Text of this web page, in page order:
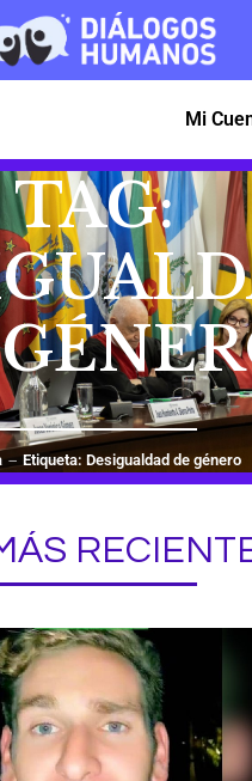
Mi
TAG:
Etiqueta: Desigualdad de género